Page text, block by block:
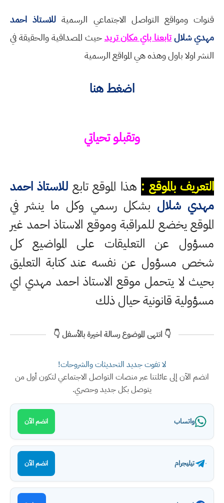
قنوات ومواقع التواصل الاجتماعي الرسمية للاستاذ احمد
مهدي شلالتابعنا باي مكان تريدحيث المصداقية والحقيقة في
النشر اولا باول وهذه هي المواقع الرسمية
اضغط هنا
وتقبلو تحياتي
التعريف بالموقع : هذا الموقع تابع للاستاذ احمد
مهدي شلال بشكل رسمي وكل ما ينشر في
الموقع يخضع للمراقبة وموقع الاستاذ احمد غير
مسؤول عن التعليقات على المواضيع كل
شخص مسؤول عن نفسه عند كتابة التعليق
بحيث لا يتحمل موقع الاستاذ احمد مهدي اي
مسؤولية قانونية حيال ذلك
👇 انتهى الموضوع رسالة اخيرة بالأسفل 👇
لا تفوت جديد التحديثات والشروحات!
انضم الآن إلى عائلتنا عبر منصات التواصل الاجتماعي لتكون أول من
يتوصل بكل جديد وحصري.
واتساب انضم الآن
تيليجرام انضم الآن